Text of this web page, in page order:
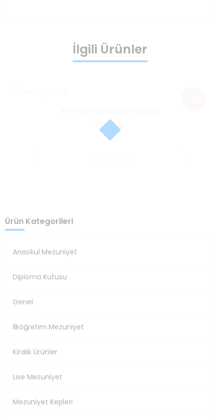
İlgili Ürünler
13.00₺
Ürün Kategorileri
Anaokul Mezuniyet
Diploma Kutusu
Genel
İlköğretim Mezuniyet
Kiralık Ürünler
Lise Mezuniyet
Mezuniyet Kepleri